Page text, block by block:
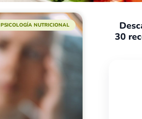
PSICOLOGÍA NUTRICIONAL
30